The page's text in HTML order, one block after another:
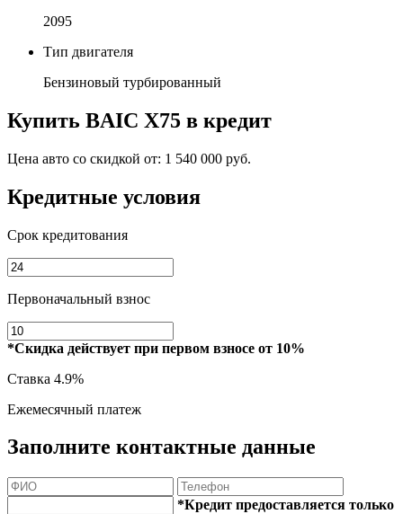
2095
Тип двигателя
Бензиновый турбированный
Купить BAIC X75 в кредит
Цена авто со скидкой от: 1 540 000 руб.
Кредитные условия
Срок кредитования
Первоначальный взнос
*Скидка действует при первом взносе от 10%
Ставка 4.9%
Ежемесячный платеж
Заполните контактные данные
*Кредит предоставляется только